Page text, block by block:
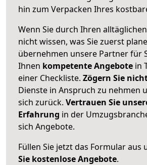
hin zum Verpacken Ihres
Wenn Sie durch Ihren
nicht wissen, was Sie zuerst
übernehmen unsere Partner für
Ihnen kompetente Angebote in
einer Checkliste. Zögern Sie
Dienste in Anspruch zu nehmen
sich zurück. Vertrauen Sie
Erfahrung in der
sich Angebote.
Füllen Sie jetzt das Formular aus
Sie kostenlose Angebote.